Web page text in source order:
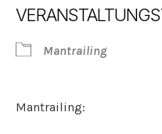
Mantrailing
Mantrailing: